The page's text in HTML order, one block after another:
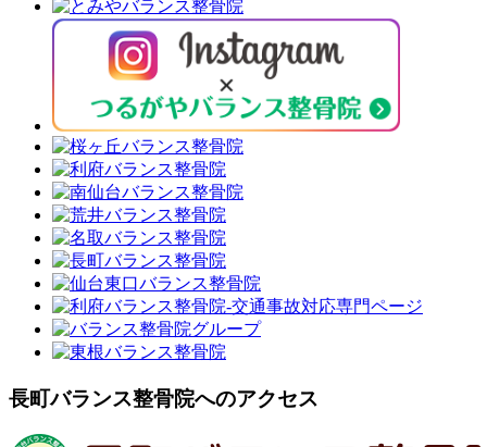
長町バランス整骨院へのアクセス